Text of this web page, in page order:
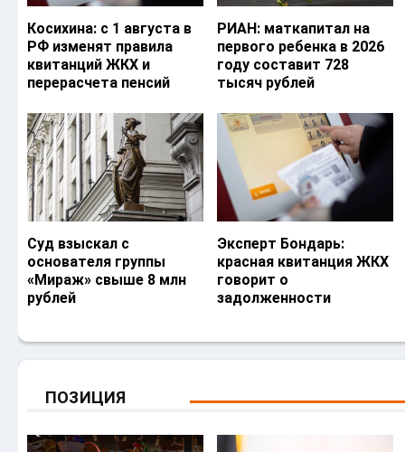
Косихина: с 1 августа в
РФ изменят правила
квитанций ЖКХ и
перерасчета пенсий
РИАН: маткапитал на
первого ребенка в 2026
году составит 728
тысяч рублей
Суд взыскал с
основателя группы
«Мираж» свыше 8 млн
рублей
Эксперт Бондарь:
красная квитанция ЖКХ
говорит о
задолженности
ПОЗИЦИЯ